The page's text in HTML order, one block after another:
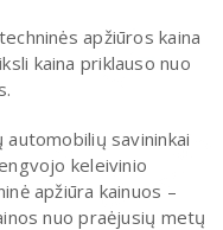
apžiūros kaina
kaina priklauso nuo
savininkai
keleivinio
apžiūra kainuos –
nuo praėjusių metų